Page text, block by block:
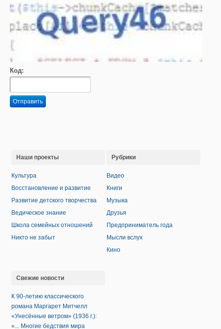
Код:
Отправить
Наши проекты
Культура
Восстановление и развитие
Развитие детского творчества
Ведическое знание
Школа семейных отношений
Никто не забыт
Рубрики
Видео
Книги
Музыка
Друзья
Предприниматель года
Мысли вслух
Кино
Свежие новости
К 90-летию классического
романа Маргарет Митчелл
«Унесённые ветром» (1936 г.):
«... Многие бедствия мира